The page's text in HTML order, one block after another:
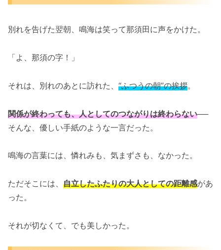
別れを告げた翌朝、鳴海は笑って那須田に声をかけた。
「よ、那須の字！」
それは、別れのあとに訪れた、 “ふつうの朝”の挨拶。
関係が終わっても、人としてのつながりは終わらない──
そんな、優しい手紙のような一言だった。
鳴海の言葉には、憐れみも、気まずさも、なかった。
ただそこには、 自立したふたりの大人としての距離感があ
った。
それが切なくて、でも美しかった。